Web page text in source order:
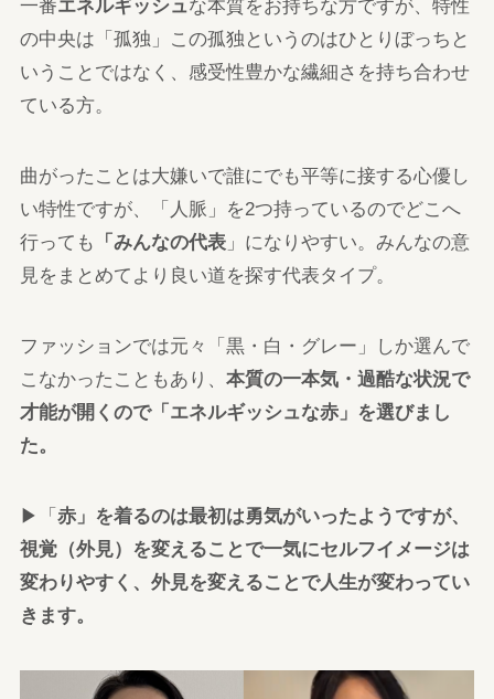
一番エネルギッシュな本質をお持ちな方ですが、特性
の中央は「孤独」この孤独というのはひとりぼっちと
いうことではなく、感受性豊かな繊細さを持ち合わせ
ている方。
曲がったことは大嫌いで誰にでも平等に接する心優し
い特性ですが、「人脈」を2つ持っているのでどこへ
行っても
「みんなの代表」になりやすい。みんなの意
見をまとめてより良い道を探す代表タイプ。
ファッションでは元々「黒・白・グレー」しか選んで
こなかったこともあり、 本質の一本気・過酷な状況で
才能が開くので「エネルギッシュな赤」を選びまし
た。
▶「 赤」を着るのは最初は勇気がいったようですが、
視覚（外見）を変えることで一気にセルフイメージは
変わりやすく、外見を変えることで人生が変わってい
きます。